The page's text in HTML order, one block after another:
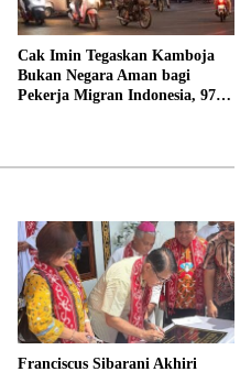
Cak Imin Tegaskan Kamboja
Bukan Negara Aman bagi
Pekerja Migran Indonesia, 97
Franciscus Sibarani Akhiri